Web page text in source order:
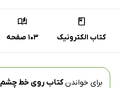
کتاب الکترونیک 103 صفحه
برای خواندنکتاب روی خط چشم